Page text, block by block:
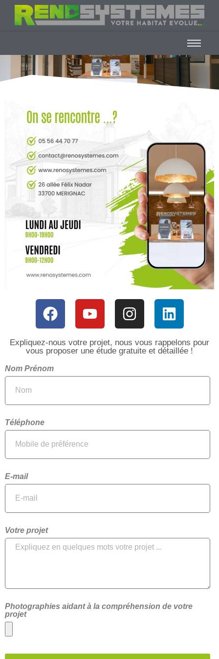
Expliquez-nous votre projet, nous vous rappelons pour
vous proposer une étude gratuite et détaillée !
Nom Prénom
Téléphone
E-mail
Votre projet
Photographies aidant à la compréhension de votre
projet